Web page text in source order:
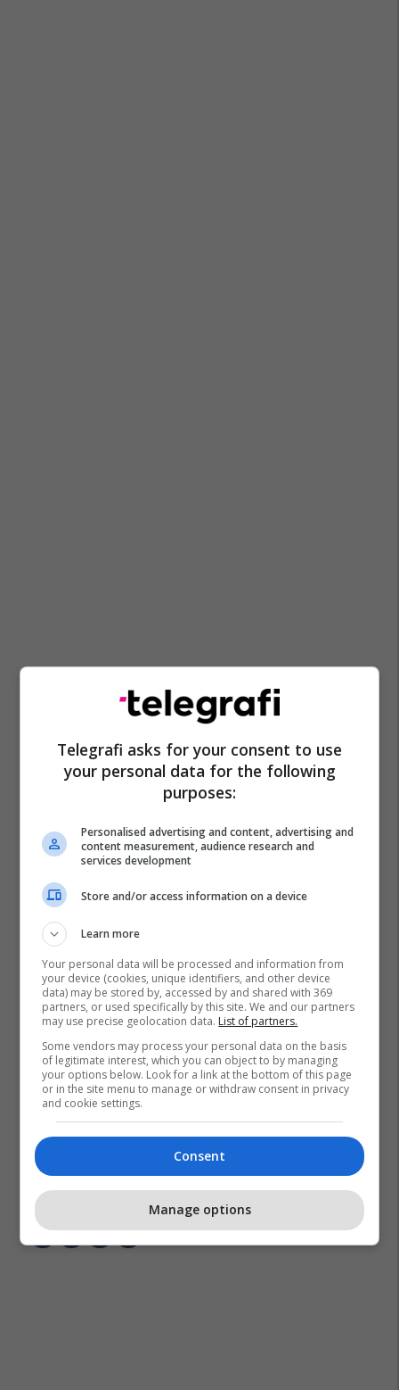
Roma
Telegrafi asks for your consent to use
your personal data for the following
purposes:
Personalised advertising and content, advertising and
content measurement, audience research and
services development
Store and/or access information on a device
Learn more
Your personal data will be processed and information from
your device (cookies, unique identifiers, and other device
data) may be stored by, accessed by and shared with 369
partners, or used specifically by this site. We and our partners
may use precise geolocation data. List of partners.
Some vendors may process your personal data on the basis
of legitimate interest, which you can object to by managing
your options below. Look for a link at the bottom of this page
or in the site menu to manage or withdraw consent in privacy
and cookie settings.
Consent
Manage options